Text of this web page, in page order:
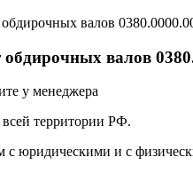
валов
у менеджера
территории РФ.
с юридическими и с